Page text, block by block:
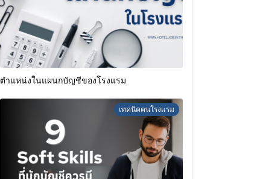
ตำแหน่งในแผนกบัญชีของโรงแรม
เทคนิคคนโรงแรม